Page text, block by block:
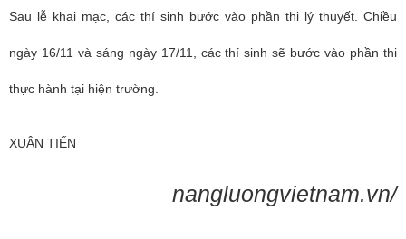
Sau lễ khai mạc, các thí sinh bước vào phần thi lý thuyết. Chiều
ngày 16/11 và sáng ngày 17/11, các thí sinh sẽ bước vào phần thi
thực hành tại hiện trường.
XUÂN TIẾN
nangluongvietnam.vn/